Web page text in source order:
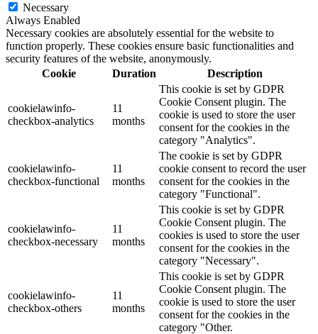
Necessary
Always Enabled
Necessary cookies are absolutely essential for the website to
function properly. These cookies ensure basic functionalities and
security features of the website, anonymously.
Cookie
Duration Description
cookielawinfo-
checkbox-analytics
11
months
This cookie is set by GDPR
Cookie Consent plugin. The
cookie is used to store the user
consent for the cookies in the
category "Analytics".
cookielawinfo-
checkbox-functional
11
months
The cookie is set by GDPR
cookie consent to record the user
consent for the cookies in the
category "Functional".
cookielawinfo-
checkbox-necessary
11
months
This cookie is set by GDPR
Cookie Consent plugin. The
cookies is used to store the user
consent for the cookies in the
category "Necessary".
cookielawinfo-
checkbox-others
11
months
This cookie is set by GDPR
Cookie Consent plugin. The
cookie is used to store the user
consent for the cookies in the
category "Other.